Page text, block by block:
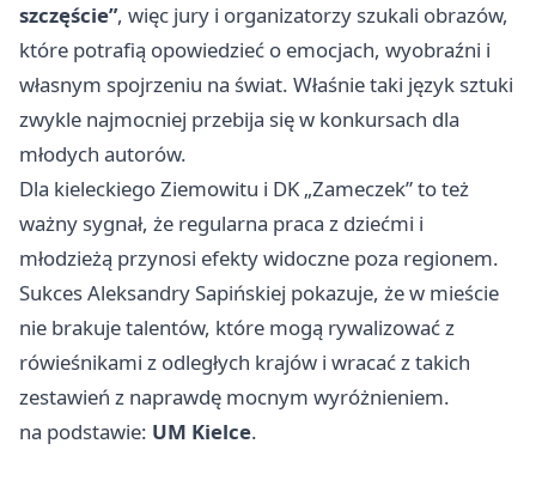
szczęście”, więc jury i organizatorzy szukali obrazów,
które potrafią opowiedzieć o emocjach, wyobraźni i
własnym spojrzeniu na świat. Właśnie taki język sztuki
zwykle najmocniej przebija się w konkursach dla
młodych autorów.
Dla kieleckiego Ziemowitu i DK „Zameczek” to też
ważny sygnał, że regularna praca z dziećmi i
młodzieżą przynosi efekty widoczne poza regionem.
Sukces Aleksandry Sapińskiej pokazuje, że w mieście
nie brakuje talentów, które mogą rywalizować z
rówieśnikami z odległych krajów i wracać z takich
zestawień z naprawdę mocnym wyróżnieniem.
na podstawie: UM Kielce.